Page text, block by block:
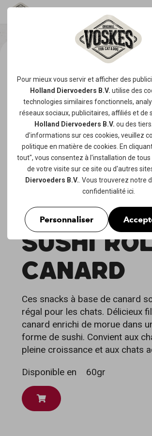
Pour mieux vous servir et afficher des
Holland Diervoeders B.V. utilise des
technologies similaires fonctionnels,
réseaux sociaux, publicitaires, affiliés et de
Holland Diervoeders B.V. ou des
d'informations sur ces cookies, veuillez
politique en matière de cookies . En
tout", vous consentez à l'installation de tous
de votre visite sur ce site ou d'autres
Diervoeders B.V. . Vous trouverez notre
confidentialité ici.
Personnaliser
SUSHI
CANARD
Ces snacks à base de canard
régal pour les chats. Délicieux
canard enrichi de morue dans
forme de sushi. Convient aux
pleine croissance et aux chats
Disponible en
60gr